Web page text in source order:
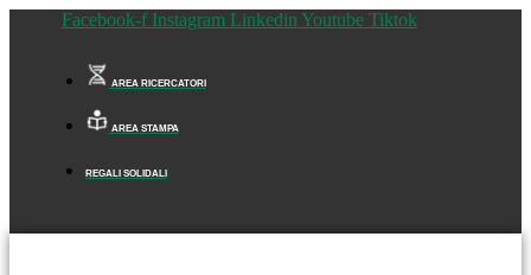
Facebook-f Instagram Linkedin Youtube Tiktok
AREA RICERCATORI
AREA STAMPA
REGALI SOLIDALI